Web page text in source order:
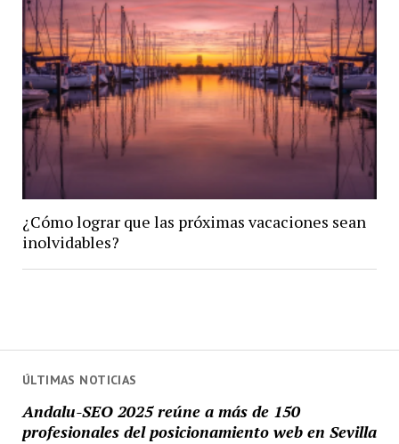
ÚLTIMAS NOTICIAS
Andalu-SEO 2025 reúne a más de 150
profesionales del posicionamiento web en Sevilla
¿Cómo lograr que las próximas vacaciones sean
inolvidables?